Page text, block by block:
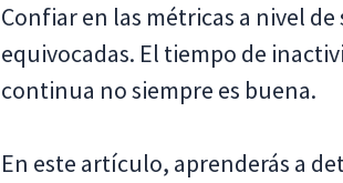
Confiar en las métricas a nivel
equivocadas. El tiempo de
continua no siempre es buena.
En este artículo, aprenderás a